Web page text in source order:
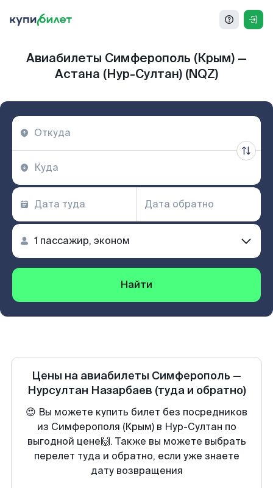
Авиабилеты Симферополь (Крым) —
Астана (Нур-Султан) (NQZ)
Найти
Цены на авиабилеты Симферополь —
Нурсултан Назарбаев (туда и обратно)
😍 Вы можете купить билет без посредников
из Симферополя (Крым) в Нур-Султан по
выгодной цене🙌. Также вы можете выбрать
перелет туда и обратно, если уже знаете
дату возвращения